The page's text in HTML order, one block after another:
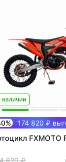
наличии
174 820 ₽
FXMOTO
820 ₽